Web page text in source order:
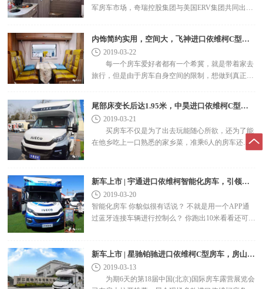
军房车市场，奇瑞控股集团与美国ERV集团共同出资
内饰简约实用，空间大，飞神进口依维柯C型房车
2019-03-22
每一个房车爱好者都有一个希冀，就是带着家去
旅行，但是由于房车自身空间的限制，想做到真正意
尾部床变长后达1.95米，中昊进口依维柯C型房车
2019-03-21
买房车不仅是为了出去玩能随心所欲，还为了能
在他乡吃上一口熟悉的家乡菜，准乘6人的房车还能
新车上市 | 宇通进口依维柯智能化房车，引领房车生活新时代
2019-03-20
智能化房车 你貌似很有话说？ 不就是用一个APP通
过蓝牙连接车辆进行控制么？ 你跑出10米看看还可
新车上市 | 星驰铂驰进口依维柯C型房车，房山展会首发！
2019-03-13
为期6天的第18届中国(北京)国际房车露营展览会